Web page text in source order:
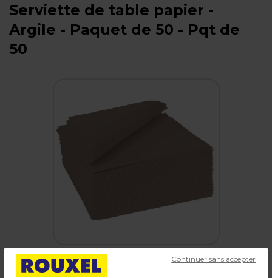
Serviette de table papier -
Argile - Paquet de 50 - Pqt de
50
Continuer sans accepter